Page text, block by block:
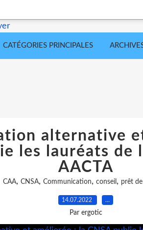
CATÉGORIES PRINCIPALES
alternative
les lauréats de
AACTA
CAA, CNSA, Communication, conseil , prêt
14.07.2022 …
Par ergotic